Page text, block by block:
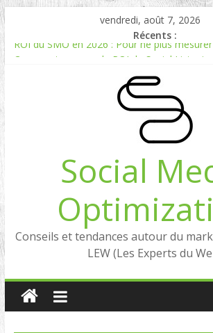
vendredi, août 7, 2026
Récents :
ROI du SMO en 2026 : Pour ne plus mesurer
Experts en Social Listening en France : qui
Reddit, la brique manquante entre Social
Comment votre e-réputation dépend du
Social
Conseils et tendances autour du
LEW (Les Experts du